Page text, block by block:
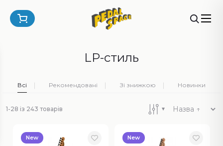
LP-стиль
Всі Рекомендовані Зі знижкою Новинки
1-28 із 243 товарів
New New